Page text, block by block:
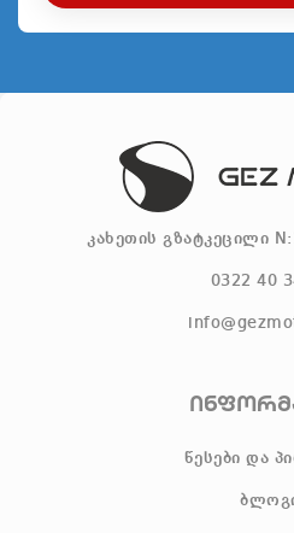
კახეთის გზატკეცილი
0322 40
წესები და